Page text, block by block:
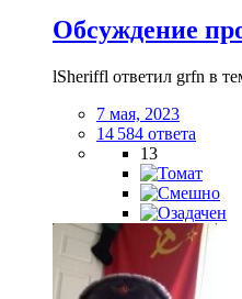
Обсуждение
lSheriffl ответил grfn в
7 мая, 2023
14 584 ответа
13